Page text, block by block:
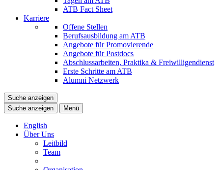
ATB Fact Sheet
Karriere
Offene Stellen
Berufsausbildung am ATB
Angebote für Promovierende
Angebote für Postdocs
Abschlussarbeiten, Praktika & Freiwilligendienst
Erste Schritte am ATB
Alumni Netzwerk
Suche anzeigen
Suche anzeigen
Menü
English
Über Uns
Leitbild
Team